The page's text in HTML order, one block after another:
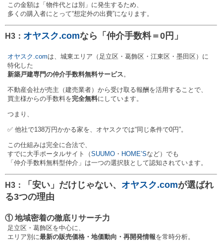
この金額は「物件代とは別」に発生するため、
多くの購入者にとって“想定外の出費”になります。
H3： オヤスク.comなら「仲介手数料＝0円」
オヤスク.comは、城東エリア（足立区・葛飾区・江東区・墨田区）に
特化した
新築戸建専門の仲介手数料無料サービス 。
不動産会社が売主（建売業者）から受け取る報酬を活用することで、
買主様からの手数料を完全無料にしています。
つまり、
✅ 他社で138万円かかる家を、オヤスクでは“同じ条件で0円”。
この仕組みは完全に合法で、
すでに大手ポータルサイト（SUUMO ・ HOME’Sなど）でも
「仲介手数料無料型仲介」は一つの選択肢として認知されています。
H3： 「安い」だけじゃない、 オヤスク.comが選ばれ
る3つの理由
① 地域密着の徹底リサーチ力
足立区・葛飾区を中心に、
エリア別に最新の販売価格・地価動向・再開発情報を常時分析。